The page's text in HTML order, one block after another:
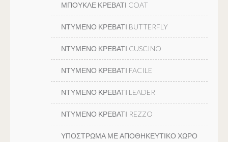
ΜΠΟΥΚΛΕ ΚΡΕΒΑΤΙ COAT
ΝΤΥΜΕΝΟ ΚΡΕΒΑΤΙ BUTTERFLY
ΝΤΥΜΕΝΟ ΚΡΕΒΑΤΙ CUSCINO
ΝΤΥΜΕΝΟ ΚΡΕΒΑΤΙ FACILE
ΝΤΥΜΕΝΟ ΚΡΕΒΑΤΙ LEADER
ΝΤΥΜΕΝΟ ΚΡΕΒΑΤΙ REZZO
ΥΠΟΣΤΡΩΜΑ ΜΕ ΑΠΟΘΗΚΕΥΤΙΚΟ ΧΩΡΟ